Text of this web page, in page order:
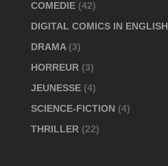
COMEDIE (42)
DIGITAL COMICS IN ENGLISH
DRAMA (3)
HORREUR (3)
JEUNESSE (4)
SCIENCE-FICTION (4)
THRILLER (22)